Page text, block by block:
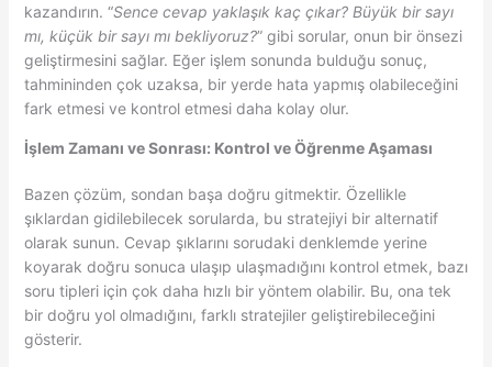
kazandırın. “Sence cevap yaklaşık kaç çıkar? Büyük bir sayı
mı, küçük bir sayı mı bekliyoruz?” gibi sorular, onun bir önsezi
geliştirmesini sağlar. Eğer işlem sonunda bulduğu sonuç,
tahmininden çok uzaksa, bir yerde hata yapmış olabileceğini
fark etmesi ve kontrol etmesi daha kolay olur.
İşlem Zamanı ve Sonrası: Kontrol ve Öğrenme Aşaması
Bazen çözüm, sondan başa doğru gitmektir. Özellikle
şıklardan gidilebilecek sorularda, bu stratejiyi bir alternatif
olarak sunun. Cevap şıklarını sorudaki denklemde yerine
koyarak doğru sonuca ulaşıp ulaşmadığını kontrol etmek, bazı
soru tipleri için çok daha hızlı bir yöntem olabilir. Bu, ona tek
bir doğru yol olmadığını, farklı stratejiler geliştirebileceğini
gösterir.